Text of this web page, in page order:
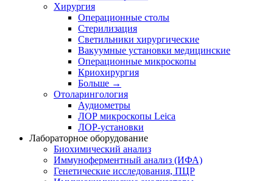
Хирургия
Операционные столы
Стерилизация
Светильники хирургические
Вакуумные установки медицинские
Операционные микроскопы
Криохирургия
Больше →
Отоларингология
Аудиометры
ЛОР микроскопы Leica
ЛОР-установки
Лабораторное оборудование
Биохимический анализ
Иммуноферментный анализ (ИФА)
Генетические исследования, ПЦР